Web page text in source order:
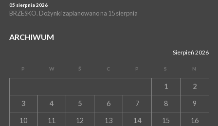
05 sierpnia 2026
BRZESKO. Dożynki zaplanowano na 15 sierpnia
ARCHIWUM
Sierpień 2026
P W Ś C P S N
1 2
3 4 5 6 7 8 9
10 11 12 13 14 15 16